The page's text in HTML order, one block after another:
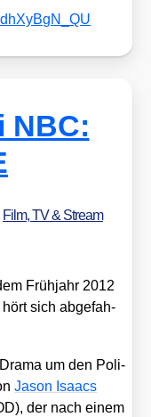
NBC:
Film, TV & Stream
Früh­jahr 2012
hört sich abge­fah­
um den Poli­
Jason Isaacs
der nach einem